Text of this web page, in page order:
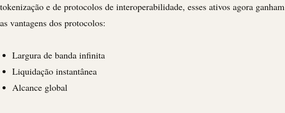
tokenização e de protocolos de interoperabilidade, esses ativos agora ganham
as vantagens dos protocolos:
Largura de banda infinita
Liquidação instantânea
Alcance global